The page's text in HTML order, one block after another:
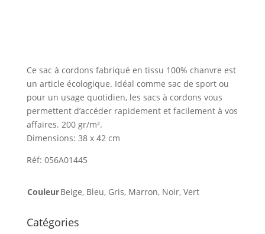
Ce sac à cordons fabriqué en tissu 100% chanvre est
un article écologique. Idéal comme sac de sport ou
pour un usage quotidien, les sacs à cordons vous
permettent d’accéder rapidement et facilement à vos
affaires. 200 gr/m².
Dimensions: 38 x 42 cm
Réf: 056A01445
CouleurBeige, Bleu, Gris, Marron, Noir, Vert
Catégories